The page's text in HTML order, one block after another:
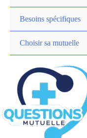
Besoins spécifiques
Choisir sa mutuelle